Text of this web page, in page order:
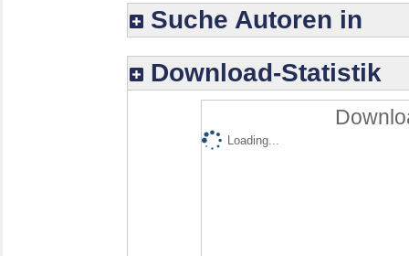
Suche Autoren in
Download-Statistik
Loading...